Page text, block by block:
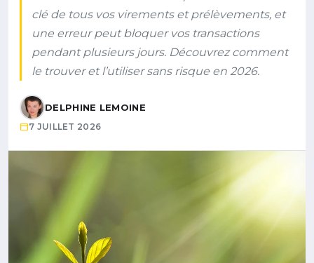
clé de tous vos virements et prélèvements, et
une erreur peut bloquer vos transactions
pendant plusieurs jours. Découvrez comment
le trouver et l’utiliser sans risque en 2026.
DELPHINE LEMOINE
7 JUILLET 2026